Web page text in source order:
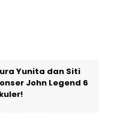
Yunita dan Siti
John Legend 6